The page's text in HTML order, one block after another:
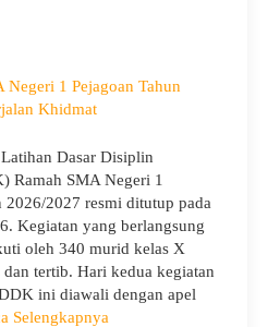
1 Pejagoan Tahun
Khidmat
Dasar Disiplin
Ramah SMA Negeri 1
2026/2027 resmi ditutup pada
Kegiatan yang berlangsung
oleh 340 murid kelas X
dan tertib. Hari kedua kegiatan
ini diawali dengan apel
Selengkapnya